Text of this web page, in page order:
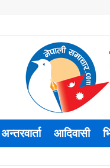
अन्तरवार्ता आदिवासी